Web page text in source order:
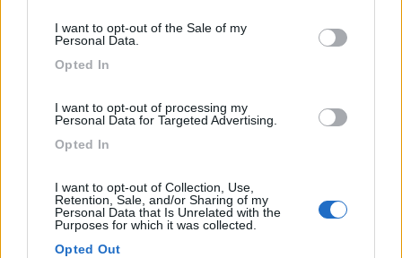
I want to opt-out of the Sale of my
Personal Data.
Opted In
I want to opt-out of processing my
Personal Data for Targeted Advertising.
Opted In
I want to opt-out of Collection, Use,
Retention, Sale, and/or Sharing of my
Personal Data that Is Unrelated with the
Purposes for which it was collected.
Opted Out
Area di sosta (PS)
Cascina Bric Podio